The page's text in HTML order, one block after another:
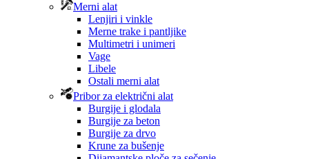
Merni alat
Lenjiri i vinkle
Merne trake i pantljike
Multimetri i unimeri
Vage
Libele
Ostali merni alat
Pribor za električni alat
Burgije i glodala
Burgije za beton
Burgije za drvo
Krune za bušenje